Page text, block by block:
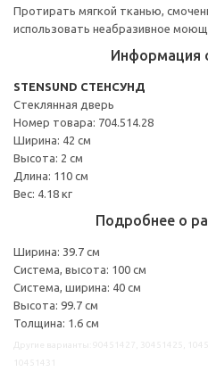
Протирать мягкой тканью,
использовать неабразивное
Информация
STENSUND СТЕНСУНД
Стеклянная дверь
Номер товара: 704.514.28
Ширина: 42 см
Высота: 2 см
Длина: 110 см
Вес: 4.18 кг
Подробнее о
Ширина: 39.7 см
Система, высота: 100 см
Система, ширина: 40 см
Высота: 99.7 см
Толщина: 1.6 см